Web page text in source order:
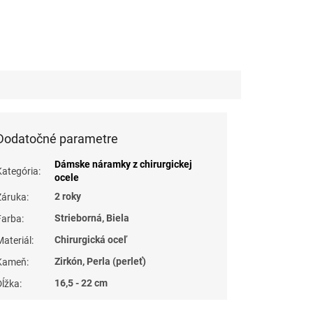
parametre
:
Dámske náramky z chirurgickej
ocele
:
2 roky
:
Strieborná, Biela
:
Chirurgická oceľ
:
Zirkón, Perla (perleť)
: 16,5 - 22 cm